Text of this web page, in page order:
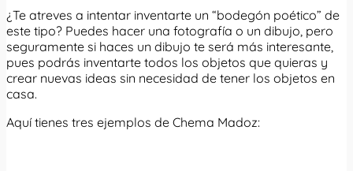
¿Te atreves a intentar inventarte un “bodegón poético” de
este tipo? Puedes hacer una fotografía o un dibujo, pero
seguramente si haces un dibujo te será más interesante,
pues podrás inventarte todos los objetos que quieras y
crear nuevas ideas sin necesidad de tener los objetos en
casa.
Aquí tienes tres ejemplos de Chema Madoz: